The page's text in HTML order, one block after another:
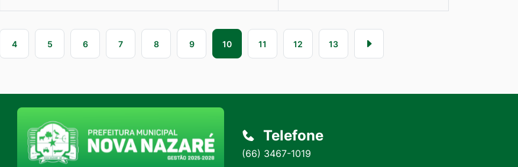
4 5 6 7 8 9 10 11 12 13
Telefone
(66) 3467-1019